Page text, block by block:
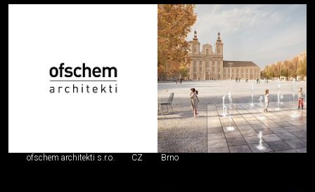
ofschem architekti s.r.o. CZ Brno